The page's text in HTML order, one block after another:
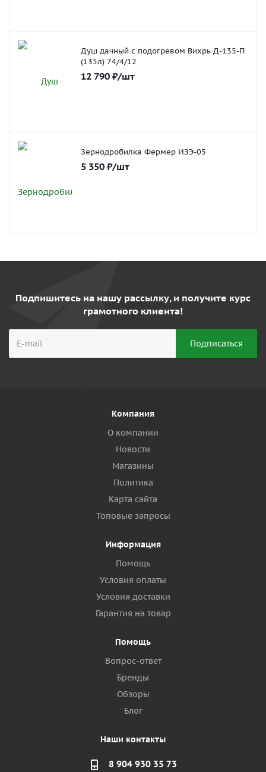
Душ дачный с подогревом Вихрь Д-135-П
(135л) 74/4/12
12 790 ₽/шт
Зернодробилка Фермер ИЗЭ-05
5 350 ₽/шт
Подпишитесь на нашу рассылку, и получите курс
грамотного клиента!
Компания
О компании
Новости
Магазины
Политика
Карта сайта
Топовые запросы
Информация
Помощь
Условия оплаты
Условия доставки
Гарантия на товар
Помощь
Вопрос-ответ
Бренды
Обзоры
Блог
Наши контакты
8 904 930 35 73